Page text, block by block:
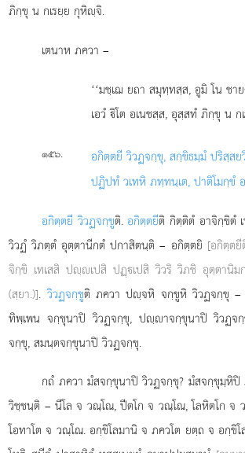
ภิกฺขุ น กเรยฺย กุหิฺจิ.
เตนาห ภควา –
‘‘มชฺเฌ ยถา สมุทฺทสฺส, อูมิ โน ชา
เอวํ ิโต อเนชสฺส, อุสฺสทํ ภิกฺขุ น ก
๑๕๖.
อกิตฺตยี วิวฏจกฺขุ, สกฺขิธมฺมํ ปริสฺสย
ปฏิปทํ วเทหิ ภทฺทนฺเต, ปาติโมกฺขํ
อกิตฺตยี วิวฏจกฺขูติ.อกิตฺตยีติ กิตฺติตํ อาจิกฺขิตํ
วิวฏํ วิภตฺตํ อุตฺตานีกตํ ปกาสิตนฺติ– อกิตฺตยิ [อกิตฺต
จิกฺขิ เทเสสิ ปฺเปสิ ปฏฺเปสิ วิวริ วิภชิ อุตฺตานิม
(สฺยา.)].วิวฏจกฺขูติ ภควา ปฺจหิ จกฺขูหิ วิวฏจกฺขุ –
ทิพฺเพน จกฺขุนาปิ วิวฏจกฺขุ, ปฺาจกฺขุนาปิ วิวฏจ
จกฺขุ, สมนฺตจกฺขุนาปิ วิวฏจกฺขุ.
กถํ ภควา มํสจกฺขุนาปิ วิวฏจกฺขุ? มํสจกฺขุมฺหิ
วิชฺชนฺติ – นีโล จ วณฺโณ, ปีตโก จ วณฺโณ, โลหิตโก จ
โอทาโตจ วณฺโณ. อกฺขิโลมานิ จ ภควโต ยตฺถ จ อกฺขิ